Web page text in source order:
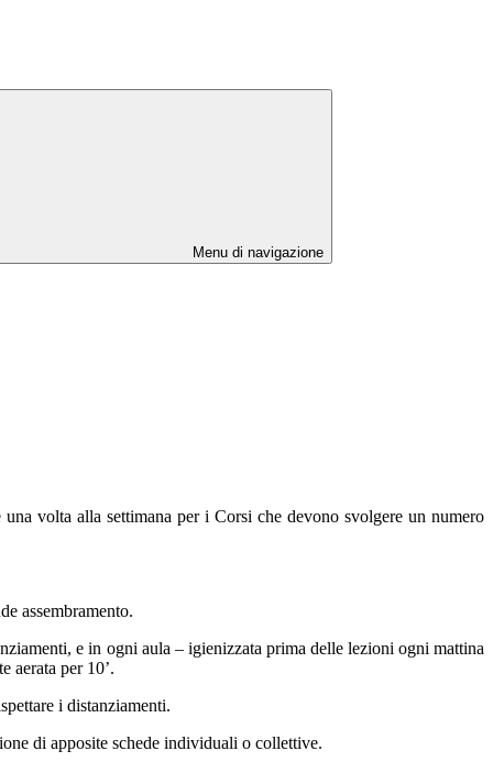
Menu di navigazione
volta alla settimana per i Corsi che devono svolgere un numero
assembramento.
e in ogni aula – igienizzata prima delle lezioni ogni mattina
aerata per 10’.
i distanziamenti.
di apposite schede individuali o collettive.